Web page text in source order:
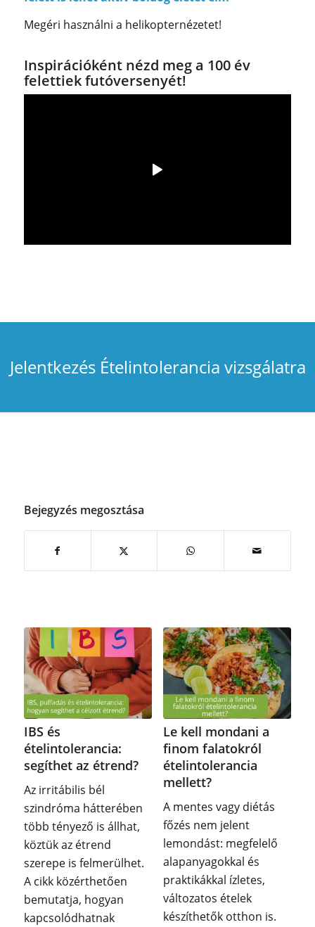
Megéri használni a helikopternézetet!
Inspirációként nézd meg a 100 év
felettiek futóversenyét!
Jelentkezés Ételintolerancia vizsgálatra
Bejegyzés megosztása
IBS és
ételintolerancia:
segíthet az étrend?
Az irritábilis bél
szindróma hátterében
több tényező is állhat,
köztük az étrend
szerepe is felmerülhet.
A cikk közérthetően
bemutatja, hogyan
kapcsolódhatnak
Le kell mondani a
finom falatokról
ételintolerancia
mellett?
A mentes vagy diétás
főzés nem jelent
lemondást: megfelelő
alapanyagokkal és
praktikákkal ízletes,
változatos ételek
készíthetők otthon is.